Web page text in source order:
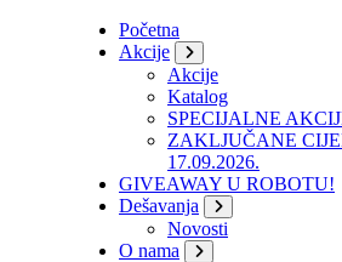
Početna
Akcije
Akcije
Katalog
SPECIJALNE
ZAKLJUČANE
17.09.2026.
GIVEAWAY U ROBOTU!
Dešavanja
Novosti
O nama